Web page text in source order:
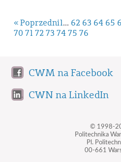
« Poprzedni1... 62 63 64 65
70 71 72 73 74 75 76
CWM na Facebook
CWN na LinkedIn
© 1998-
Politechnika
Pl.
00-661